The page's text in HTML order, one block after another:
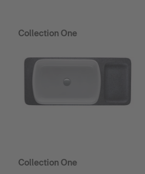
Collection One
Collection One